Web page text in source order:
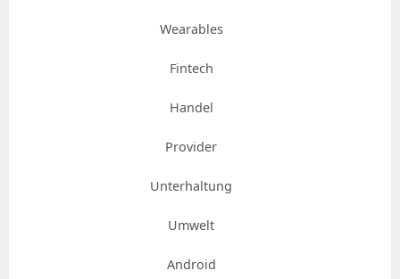
Wearables
Fintech
Handel
Provider
Unterhaltung
Umwelt
Android